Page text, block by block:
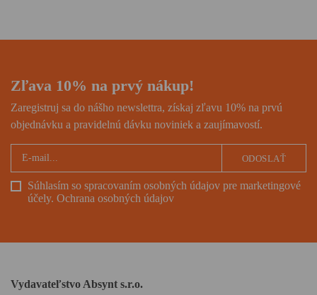
Zľava 10% na prvý nákup!
Zaregistruj sa do nášho newslettra, získaj zľavu 10% na prvú
objednávku a pravidelnú dávku noviniek a zaujímavostí.
Súhlasím so spracovaním osobných údajov pre marketingové
účely. Ochrana osobných údajov
ODOSLAŤ
Vydavateľstvo Absynt s.r.o.